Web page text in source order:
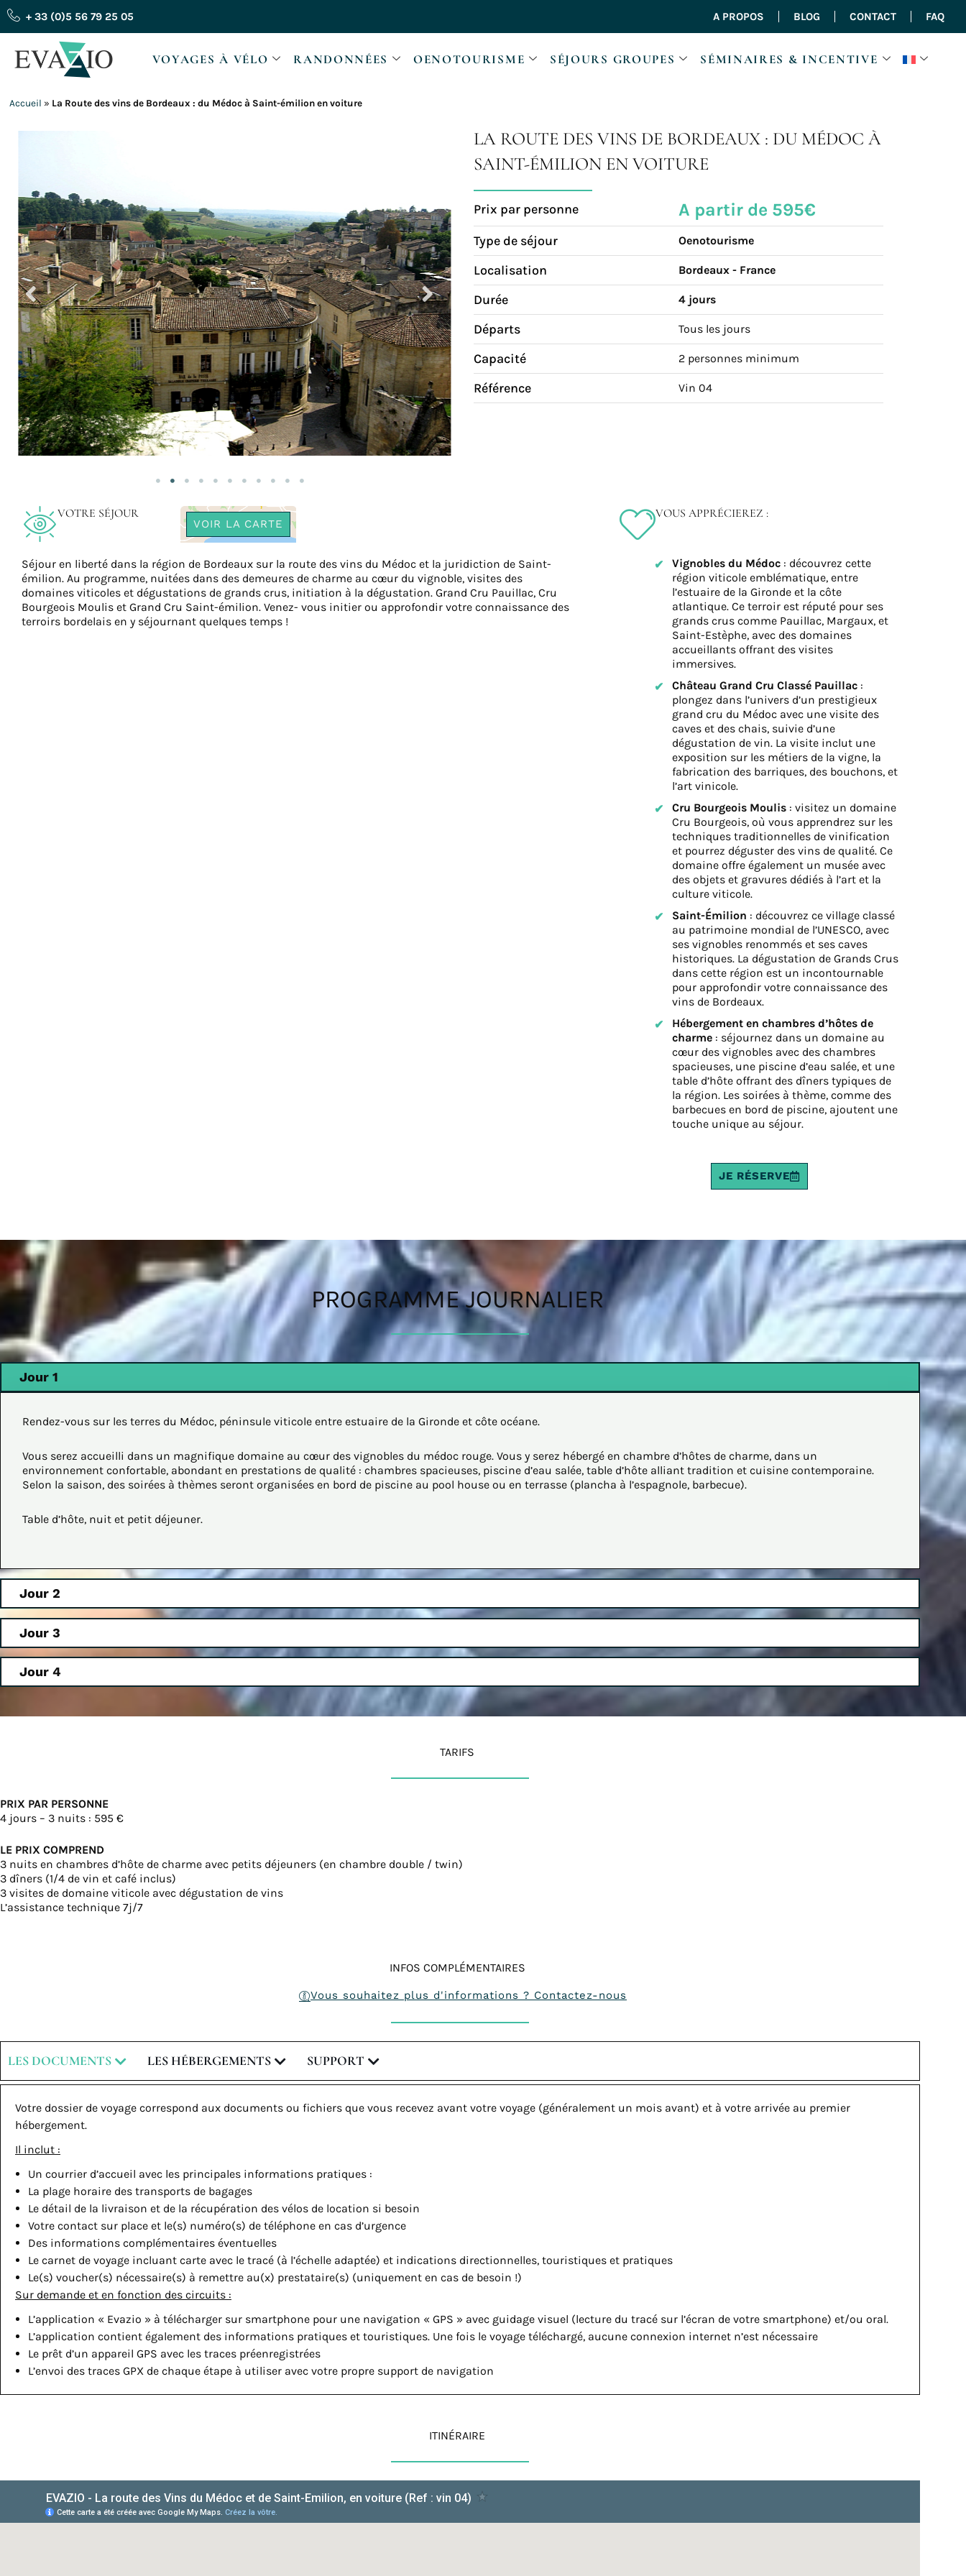
Aller
au
contenu
+ 33 (0)5 56 79 25 05 A PROPOS BLOG CONTACT FAQ
VOYAGES À VÉLO RANDONNÉES OENOTOURISME SÉJOURS GROUPES SÉMINAIRES & INCENTIVE
Accueil » La Route des vins de Bordeaux : du Médoc à Saint-émilion en voiture
LA ROUTE DES VINS DE BORDEAUX : DU MÉDOC À
SAINT-ÉMILION EN VOITURE
Prix par personne A partir de 595€
Type de séjour Oenotourisme
Localisation Bordeaux - France
Durée 4 jours
Départs Tous les jours
Capacité 2 personnes minimum
Référence Vin 04
VOTRE SÉJOUR
VOIR LA CARTE
Séjour en liberté dans la région de Bordeaux sur la route des vins du Médoc et la juridiction de Saint-
émilion. Au programme, nuitées dans des demeures de charme au cœur du vignoble, visites des
domaines viticoles et dégustations de grands crus, initiation à la dégustation. Grand Cru Pauillac, Cru
Bourgeois Moulis et Grand Cru Saint-émilion. Venez- vous initier ou approfondir votre connaissance des
terroirs bordelais en y séjournant quelques temps !
VOUS APPRÉCIEREZ :
Vignobles du Médoc : découvrez cette
région viticole emblématique, entre
l’estuaire de la Gironde et la côte
atlantique. Ce terroir est réputé pour ses
grands crus comme Pauillac, Margaux, et
Saint-Estèphe, avec des domaines
accueillants offrant des visites
immersives.
Château Grand Cru Classé Pauillac :
plongez dans l’univers d’un prestigieux
grand cru du Médoc avec une visite des
caves et des chais, suivie d’une
dégustation de vin. La visite inclut une
exposition sur les métiers de la vigne, la
fabrication des barriques, des bouchons, et
l’art vinicole.
Cru Bourgeois Moulis : visitez un domaine
Cru Bourgeois, où vous apprendrez sur les
techniques traditionnelles de vinification
et pourrez déguster des vins de qualité. Ce
domaine offre également un musée avec
des objets et gravures dédiés à l’art et la
culture viticole.
Saint-Émilion : découvrez ce village classé
au patrimoine mondial de l’UNESCO, avec
ses vignobles renommés et ses caves
historiques. La dégustation de Grands Crus
dans cette région est un incontournable
pour approfondir votre connaissance des
vins de Bordeaux.
Hébergement en chambres d’hôtes de
charme : séjournez dans un domaine au
cœur des vignobles avec des chambres
spacieuses, une piscine d’eau salée, et une
table d’hôte offrant des dîners typiques de
la région. Les soirées à thème, comme des
barbecues en bord de piscine, ajoutent une
touche unique au séjour.
JE RÉSERVE
PROGRAMME JOURNALIER
Jour 1
Rendez-vous sur les terres du Médoc, péninsule viticole entre estuaire de la Gironde et côte océane.
Vous serez accueilli dans un magnifique domaine au cœur des vignobles du médoc rouge. Vous y serez hébergé en chambre d’hôtes de charme, dans un
environnement confortable, abondant en prestations de qualité : chambres spacieuses, piscine d’eau salée, table d’hôte alliant tradition et cuisine contemporaine.
Selon la saison, des soirées à thèmes seront organisées en bord de piscine au pool house ou en terrasse (plancha à l’espagnole, barbecue).
Table d’hôte, nuit et petit déjeuner.
Jour 2
Jour 3
Jour 4
TARIFS
PRIX PAR PERSONNE
4 jours – 3 nuits : 595 €
LE PRIX COMPREND
3 nuits en chambres d’hôte de charme avec petits déjeuners (en chambre double / twin)
3 dîners (1/4 de vin et café inclus)
3 visites de domaine viticole avec dégustation de vins
L’assistance technique 7j/7
INFOS COMPLÉMENTAIRES
Vous souhaitez plus d'informations ? Contactez-nous
LES DOCUMENTS LES HÉBERGEMENTS SUPPORT
Votre dossier de voyage correspond aux documents ou fichiers que vous recevez avant votre voyage (généralement un mois avant) et à votre arrivée au premier
hébergement.
Il inclut :
Un courrier d’accueil avec les principales informations pratiques :
La plage horaire des transports de bagages
Le détail de la livraison et de la récupération des vélos de location si besoin
Votre contact sur place et le(s) numéro(s) de téléphone en cas d’urgence
Des informations complémentaires éventuelles
Le carnet de voyage incluant carte avec le tracé (à l’échelle adaptée) et indications directionnelles, touristiques et pratiques
Le(s) voucher(s) nécessaire(s) à remettre au(x) prestataire(s) (uniquement en cas de besoin !)
Sur demande et en fonction des circuits :
L’application « Evazio » à télécharger sur smartphone pour une navigation « GPS » avec guidage visuel (lecture du tracé sur l’écran de votre smartphone) et/ou oral.
L’application contient également des informations pratiques et touristiques. Une fois le voyage téléchargé, aucune connexion internet n’est nécessaire
Le prêt d’un appareil GPS avec les traces préenregistrées
L’envoi des traces GPX de chaque étape à utiliser avec votre propre support de navigation
ITINÉRAIRE